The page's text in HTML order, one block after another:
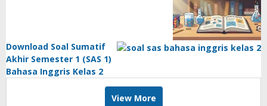
Download Soal Sumatif
Akhir Semester 1 (SAS 1)
Bahasa Inggris Kelas 2
View More